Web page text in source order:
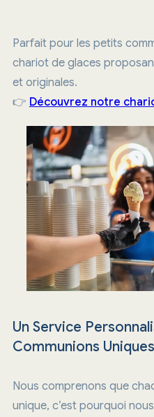
Parfait pour les petits
chariot de glaces
et originales.
👉 Découvrez notre
Un Service
Communions Uniques
Nous comprenons que
unique, c’est pourquoi